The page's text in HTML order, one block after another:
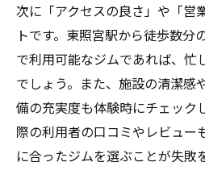
初心者でも続けやす
仙台ジムで挫折しな
介
東照宮駅周辺で体験でき
東照宮駅近くの仙台
仙台ジム体験後の有効
次に「アクセスの良さ」や「営
トです。東照宮駅から徒歩数分
で利用可能なジムであれば、忙
でしょう。また、施設の清潔感
備の充実度も体験時にチェック
際の利用者の口コミやレビュー
に合ったジムを選ぶことが失敗